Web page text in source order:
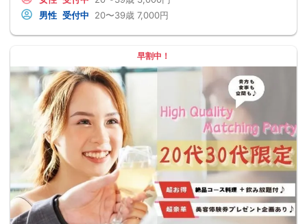
男性 受付中 20〜39歳 7,000円
早割中！